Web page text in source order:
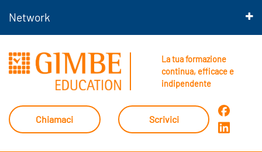
Network
La tua formazione
continua, efficace e
indipendente
Chiamaci Scrivici